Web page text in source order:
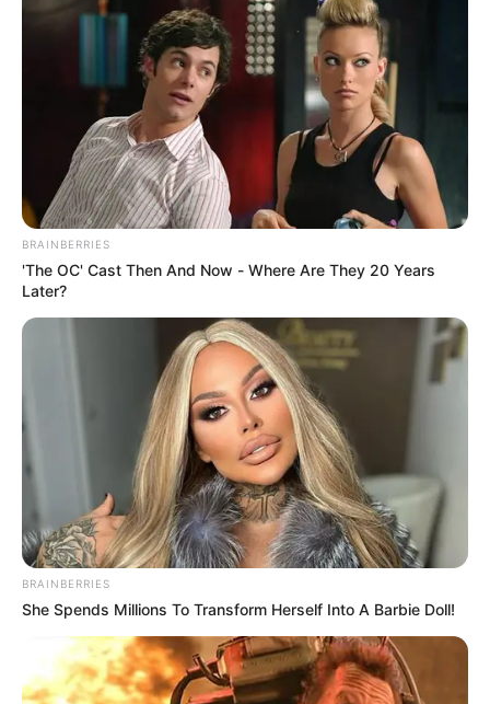
ABUSO DE MENORES
Tribunal Superior de San
Gil ratifica condena de 16
años de cárcel contra
padrastro por abuso
sexual infantil
CAPTURAS
Cayó presunto abusador
en Copacabana, Antioquia
CHURO DÍAZ
Churo Díaz, otra vez en
riesgo de ir a la cárcel: le
imputarán cargos por
presunto abuso a menor
hermano por abusar de
sus dos hijas menores de
edad en Medellín
BRAINBERRIES
'The OC' Cast Then And Now - Where Are They 20 Years
Later?
BRAINBERRIES
She Spends Millions To Transform Herself Into A Barbie Doll!